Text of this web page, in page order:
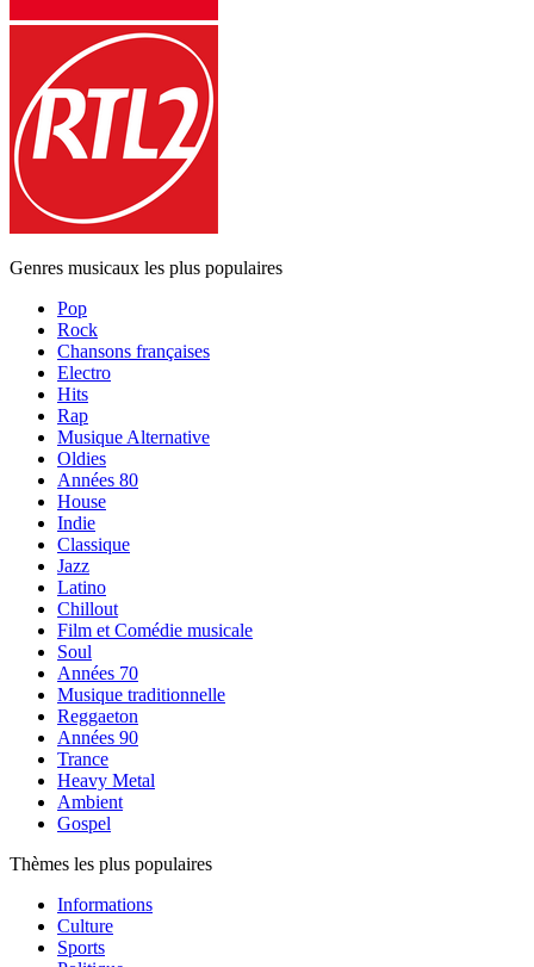
Genres musicaux les plus populaires
Pop
Rock
Chansons françaises
Electro
Hits
Rap
Musique Alternative
Oldies
Années 80
House
Indie
Classique
Jazz
Latino
Chillout
Film et Comédie musicale
Soul
Années 70
Musique traditionnelle
Reggaeton
Années 90
Trance
Heavy Metal
Ambient
Gospel
Thèmes les plus populaires
Informations
Culture
Sports